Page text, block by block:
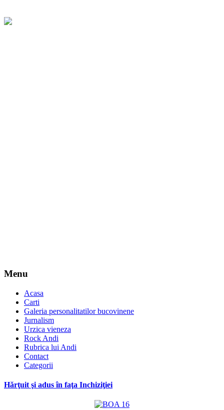
Menu
Acasa
Carti
Galeria personalitatilor bucovinene
Jurnalism
Urzica vieneza
Rock Andi
Rubrica lui Andi
Contact
Categorii
Hărţuit şi adus în faţa Inchiziţiei